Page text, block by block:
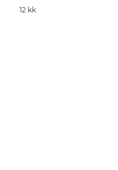
12 kk